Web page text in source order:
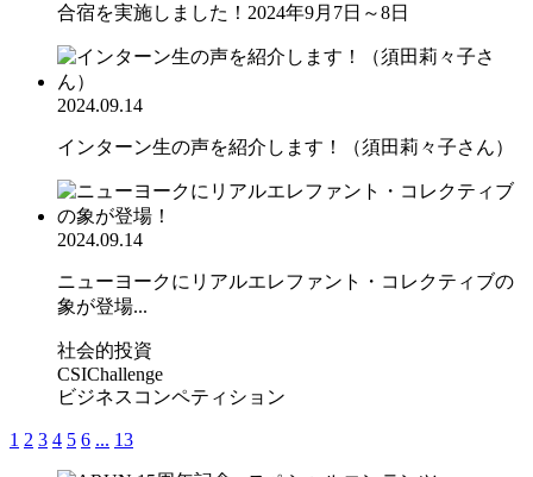
合宿を実施しました！2024年9月7日～8日
2024.09.14
インターン生の声を紹介します！（須田莉々子さん）
2024.09.14
ニューヨークにリアルエレファント・コレクティブの
象が登場...
社会的投資
CSIChallenge
ビジネスコンペティション
1 2 3 4 5 6 ... 13